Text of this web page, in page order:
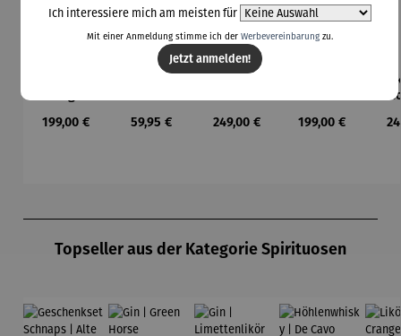
Regulärer Preis:
199,00 €
Edelstahl
Regulärer Preis:
59,95 € Regulärer Preis:
249,00 € Regulärer Preis:
199,00 €
Topseller aus der Kategorie Spirituosen
Ich interessiere mich am meisten für
Mit einer Anmeldung stimme ich der Werbevereinbarungzu.
Jetzt anmelden!